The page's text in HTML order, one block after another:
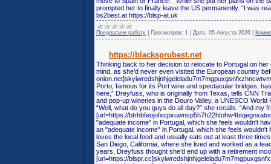
prompted her to finally leave the US permanently. “I was
bs2best.at https://blsp-at.uk
Предлагаем работу Просмотров: 1 Дата: 05 Августа 2026
https://blacksprubest.net
Thinking back to her decision to relocate to Portugal on
mind, as she’d never even visited the European country
Porto, famous for its Port wine and spectacular bridges,
here,” Dreyfuss, who is originally from Texas, tells CNN
and pop-up wineries in the Douro Valley, a UNESCO
“Well, what do you guys do all day?” she recalls. “And my
[url=https://
"adequate income" in Portugal, which she feels wouldn't
an "adequate income" in Portugal, which she feels
loves the local food and usually eats out at least three
San Diego, California, where she lived and worked as a
years, Dreyfuss thought she’d end up with a retirement
[url=https://